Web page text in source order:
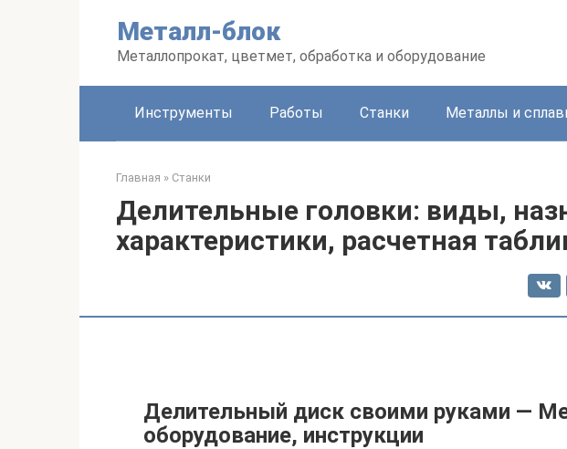
Металл-блок
Металлопрокат, цветмет, обработка и оборудование
Инструменты Работы Станки Металлы и
Главная » Станки
Делительные головки: виды,
характеристики, расчетная
Делительный диск своими руками —
оборудование, инструкции